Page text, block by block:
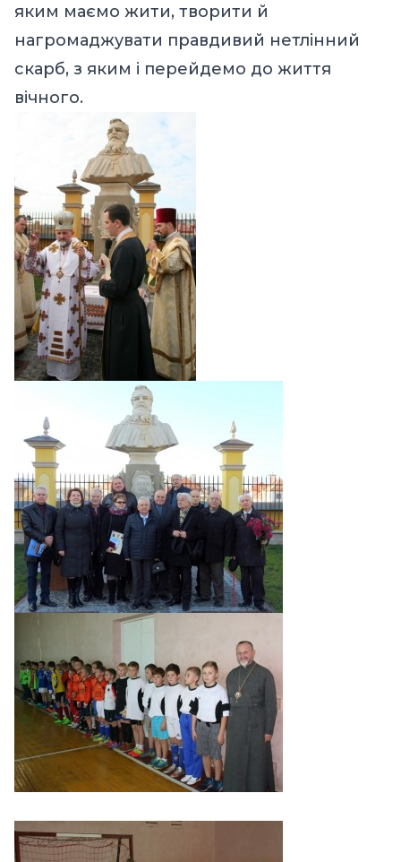
яким маємо жити, творити й
нагромаджувати правдивий нетлінний
скарб, з яким і перейдемо до життя
вічного.